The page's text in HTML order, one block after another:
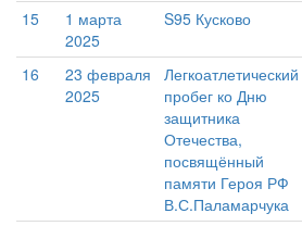
15
1 марта
2025
S95 Кусково
16
23 февраля
2025
Легкоатлетический
пробег ко Дню
защитника
Отечества,
посвящённый
памяти Героя РФ
В.С.Паламарчука